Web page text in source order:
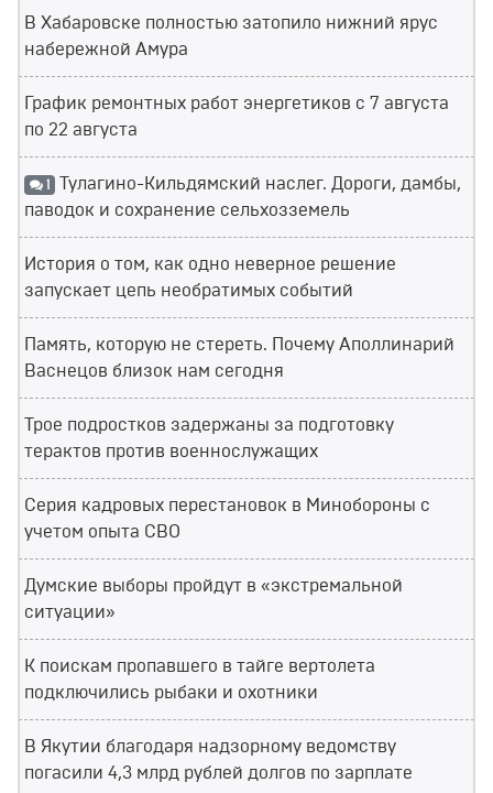
В Хабаровске полностью затопило нижний ярус
набережной Амура
График ремонтных работ энергетиков с 7 августа
по 22 августа
1 Тулагино-Кильдямский наслег. Дороги, дамбы,
паводок и сохранение сельхозземель
История о том, как одно неверное решение
запускает цепь необратимых событий
Память, которую не стереть. Почему Аполлинарий
Васнецов близок нам сегодня
Трое подростков задержаны за подготовку
терактов против военнослужащих
Серия кадровых перестановок в Минобороны с
учетом опыта СВО
Думские выборы пройдут в «экстремальной
ситуации»
К поискам пропавшего в тайге вертолета
подключились рыбаки и охотники
В Якутии благодаря надзорному ведомству
погасили 4,3 млрд рублей долгов по зарплате